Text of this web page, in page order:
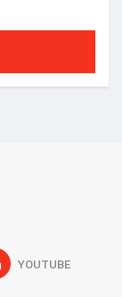
YOUTUBE